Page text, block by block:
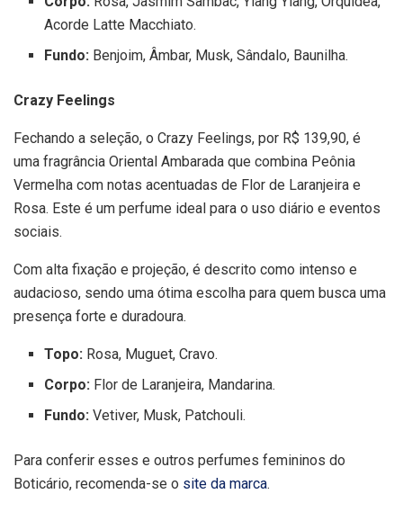
Acorde Latte Macchiato.
Fundo: Benjoim, Âmbar, Musk, Sândalo, Baunilha.
Crazy Feelings
Fechando a seleção, o Crazy Feelings, por R$ 139,90, é
uma fragrância Oriental Ambarada que combina Peônia
Vermelha com notas acentuadas de Flor de Laranjeira e
Rosa. Este é um perfume ideal para o uso diário e eventos
sociais.
Com alta fixação e projeção, é descrito como intenso e
audacioso, sendo uma ótima escolha para quem busca uma
presença forte e duradoura.
Topo: Rosa, Muguet, Cravo.
Corpo: Flor de Laranjeira, Mandarina.
Fundo:Vetiver, Musk, Patchouli.
Para conferir esses e outros perfumes femininos do
Boticário, recomenda-se o site da marca.